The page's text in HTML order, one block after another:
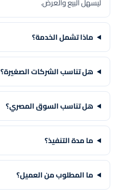
ماذا تشمل الخدمة؟
هل تناسب الشركات الصغيرة؟
هل تناسب السوق المصري؟
ما مدة التنفيذ؟
ما المطلوب من العميل؟